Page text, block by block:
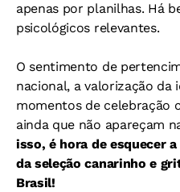
apenas por planilhas. Há
psicológicos relevantes.
O sentimento de
nacional, a valorização da
momentos de celebração
ainda que não apareçam
isso, é hora de esquecer
da seleção canarinho e
Brasil!